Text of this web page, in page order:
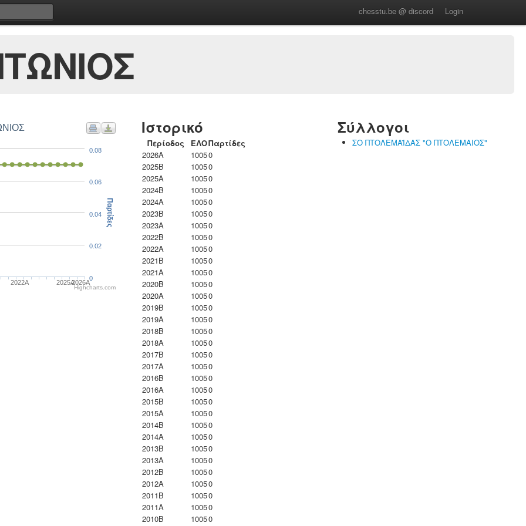
chesstu.be @ discord Login
2022A 2025A2026A
0
0.02
0.04
0.06
0.08
Παρτίδες
Highcharts.com
Ιστορικό
Περίοδος ΕΛΟΠαρτίδες
2026A
10050
2025B
10050
2025A
10050
2024B
10050
2024A
10050
2023B
10050
2023Α
10050
2022B
10050
2022A
10050
2021B
10050
2021A
10050
2020B
10050
2020A
10050
2019B
10050
2019A
10050
2018B
10050
2018A
10050
2017B
10050
2017A
10050
2016B
10050
2016A
10050
2015B
10050
2015A
10050
2014B
10050
2014A
10050
2013B
10050
2013A
10050
2012B
10050
2012A
10050
2011B
10050
2011A
10050
2010B
10050
Σύλλογοι
ΣΟ ΠΤΟΛΕΜΑΪΔΑΣ "Ο ΠΤΟΛΕΜΑΙΟΣ"